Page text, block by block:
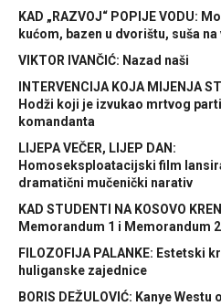
KAD „RAZVOJ“ POPIJE VODU:
kućom, bazen u dvorištu, suša
VIKTOR IVANČIĆ: Nazad naši
INTERVENCIJA KOJA MIJENJA
Hodži koji je izvukao mrtvog
komandanta
LIJEPA VEČER, LIJEP DAN:
Homoseksploatacijski film
dramatični mučenički narativ
KAD STUDENTI NA KOSOVO
Memorandum 1 i Memorandum
FILOZOFIJA PALANKE: Estetski
huliganske zajednice
BORIS DEŽULOVIĆ: Kanye